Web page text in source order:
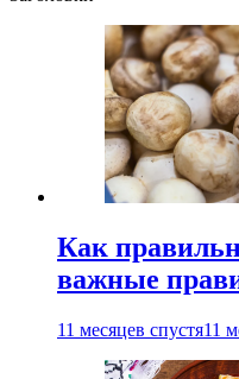
Как
важные
11 месяцев спустя11